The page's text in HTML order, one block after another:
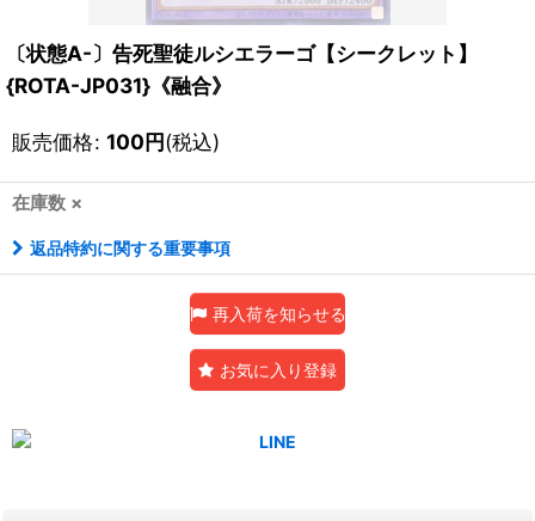
〔状態A-〕告死聖徒ルシエラーゴ【シークレット】
{ROTA-JP031}《融合》
販売価格: 100円(税込)
在庫数 ×
返品特約に関する重要事項
再入荷を知らせる
お気に入り登録